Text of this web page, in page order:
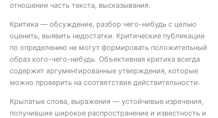
отношении часть текста, высказывания.
Критика — обсуждение, разбор чего-нибудь с целью
оценить, выявить недостатки. Критические публикации
по определению не могут формировать положительный
образ кого-чего-нибудь. Объективная критика всегда
содержит аргументированные утверждения, которые
можно проверить на соответствие действительности.
Крылатые слова, выражения — устойчивые изречения,
получившие широкое распространение и известность и